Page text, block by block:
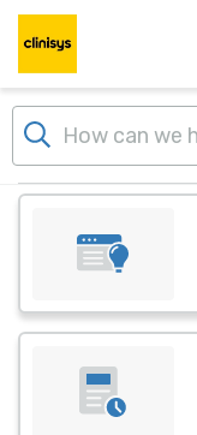
Skip to main content